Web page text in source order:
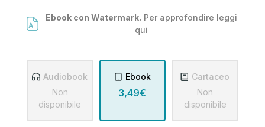
Ebook con Watermark. Per approfondire leggi
qui
Audiobook
Non
disponibile
Ebook
3,49€
Cartaceo
Non
disponibile